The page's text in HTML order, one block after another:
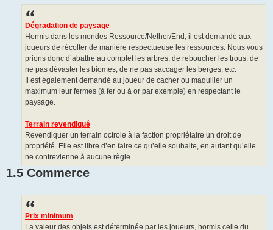
Dégradation de paysage
Hormis dans les mondes Ressource/Nether/End, il est demandé aux
joueurs de récolter de manière respectueuse les ressources. Nous vous
prions donc d’abattre au complet les arbres, de reboucher les trous, de
ne pas dévaster les biomes, de ne pas saccager les berges, etc.
Il est également demandé au joueur de cacher ou maquiller un
maximum leur fermes (à fer ou à or par exemple) en respectant le
paysage.
Terrain revendiqué
Revendiquer un terrain octroie à la faction propriétaire un droit de
propriété. Elle est libre d’en faire ce qu’elle souhaite, en autant qu’elle
ne contrevienne à aucune règle.
1.5 Commerce
Prix minimum
La valeur des objets est déterminée par les joueurs, hormis celle du